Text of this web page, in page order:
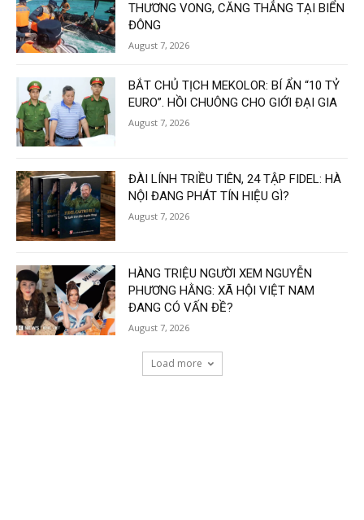
THƯƠNG VONG, CĂNG THẲNG TẠI BIỂN
ĐÔNG
August 7, 2026
BẮT CHỦ TỊCH MEKOLOR: BÍ ẨN “10 TỶ
EURO”. HỒI CHUÔNG CHO GIỚI ĐẠI GIA
August 7, 2026
ĐÀI LÍNH TRIỀU TIÊN, 24 TẬP FIDEL: HÀ
NỘI ĐANG PHÁT TÍN HIỆU GÌ?
August 7, 2026
HÀNG TRIỆU NGƯỜI XEM NGUYỄN
PHƯƠNG HẰNG: XÃ HỘI VIỆT NAM
ĐANG CÓ VẤN ĐỀ?
August 7, 2026
Load more